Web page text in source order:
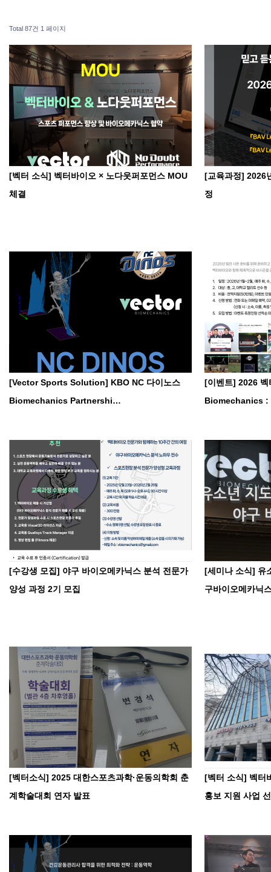
Total 87건 1 페이지
[벡터 소식] 벡터바이오 × 노다웃퍼포먼스 MOU
체결
[교육과정] 2026
정
[Vector Sports Solution] KBO NC 다이노스
Biomechanics Partnershi…
[이벤트] 2026
Biomechanics :
[수강생 모집] 야구 바이오메카닉스 분석 전문가
양성 과정 2기 모집
[세미나 소식] 유
구바이오메카닉
[벡터소식] 2025 대한스포츠과학·운동의학회 춘
계학술대회 연자 발표
[벡터 소식] 벡터
홍보 지원 사업